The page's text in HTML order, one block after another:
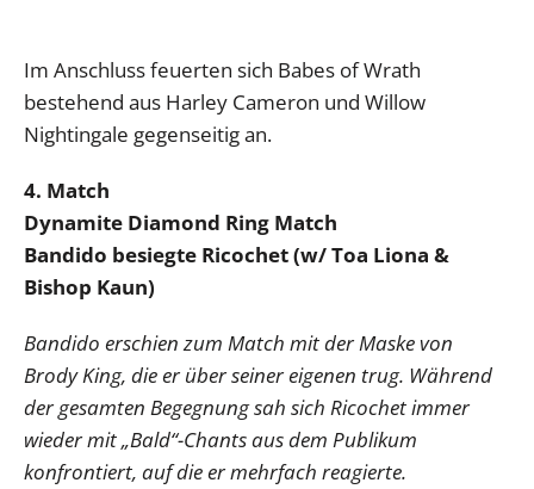
Im Anschluss feuerten sich Babes of Wrath
bestehend aus Harley Cameron und Willow
Nightingale gegenseitig an.
4. Match
Dynamite Diamond Ring Match
Bandido besiegte Ricochet (w/ Toa Liona &
Bishop Kaun)
Bandido erschien zum Match mit der Maske von
Brody King, die er über seiner eigenen trug. Während
der gesamten Begegnung sah sich Ricochet immer
wieder mit „Bald“-Chants aus dem Publikum
konfrontiert, auf die er mehrfach reagierte.